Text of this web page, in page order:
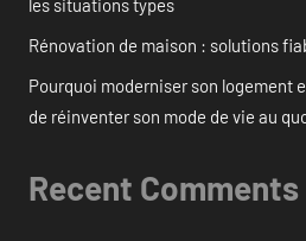
les situations types
Rénovation de maison : solutions
Pourquoi moderniser son logement
de réinventer son mode de vie au
Recent Comments